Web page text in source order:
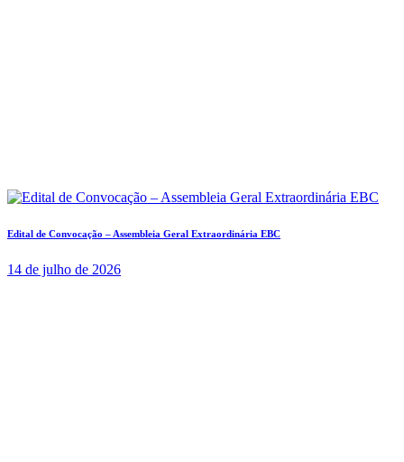
Edital de Convocação – Assembleia Geral Extraordinária EBC
14 de julho de 2026